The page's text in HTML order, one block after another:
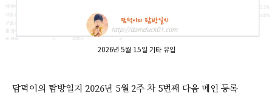
2026년 5월 15일 기타 유입
담덕이의 탐방일지 2026년 5월 2주 차 5번째 다음 메인 등록